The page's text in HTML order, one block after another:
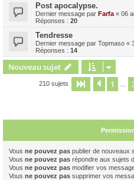
Post apocalypse.
Dernier message par Farfa « 06
Réponses : 20
Tendresse
Dernier message par Topmaso «
Réponses : 14
Nouveau sujet
210 sujets Page sur
1
Vous ne pouvez pas publier de nouveaux
Vous ne pouvez pas répondre aux sujets
Vous ne pouvez pas modifier vos
Vous ne pouvez pas supprimer vos